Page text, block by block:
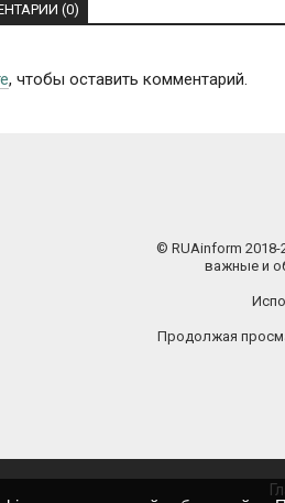
(0)
, чтобы оставить комментарий.
© RUAinform 2018-
важные и
Продолжая